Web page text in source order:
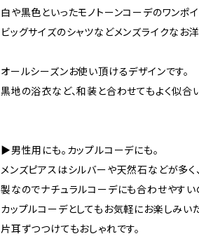
白や黒色といったモノトーンコーデのワンポイ
ビッグサイズのシャツなどメンズライクなお
オールシーズンお使い頂けるデザインです。
黒地の浴衣など、和装と合わせてもよく似合い
▶男性用にも。カップルコーデにも。
メンズピアスはシルバーや天然石などが多く
製なのでナチュラルコーデにも合わせやすい
カップルコーデとしてもお気軽にお楽しみい
片耳ずつつけてもおしゃれです。